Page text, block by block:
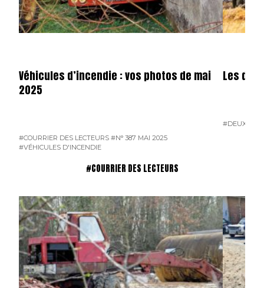
Véhicules d’incendie : vos photos de mai
2025
#COURRIER DES LECTEURS #N° 387 MAI 2025
#VÉHICULES D'INCENDIE
Les
#DEUX-
#COURRIER DES LECTEURS